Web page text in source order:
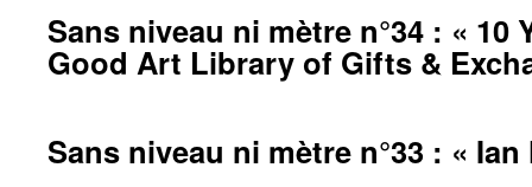
Sans niveau ni mètre n°34 : « 10
Good Art Library of Gifts &
Sans niveau ni mètre n°33 : «